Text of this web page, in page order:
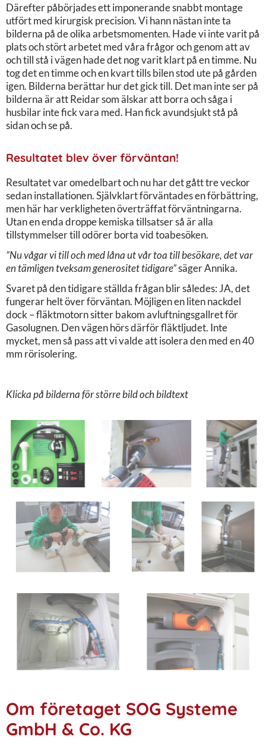
Därefter påbörjades ett imponerande snabbt montage
utfört med kirurgisk precision. Vi hann nästan inte ta
bilderna på de olika arbetsmomenten. Hade vi inte varit på
plats och stört arbetet med våra frågor och genom att av
och till stå i vägen hade det nog varit klart på en timme. Nu
tog det en timme och en kvart tills bilen stod ute på gården
igen. Bilderna berättar hur det gick till. Det man inte ser på
bilderna är att Reidar som älskar att borra och såga i
husbilar inte fick vara med. Han fick avundsjukt stå på
sidan och se på.
Resultatet blev över förväntan!
Resultatet var omedelbart och nu har det gått tre veckor
sedan installationen. Självklart förväntades en förbättring,
men här har verkligheten överträffat förväntningarna.
Utan en enda droppe kemiska tillsatser så är alla
tillstymmelser till odörer borta vid toabesöken.
”Nu vågar vi till och med låna ut vår toa till besökare, det var
en tämligen tveksam generositet tidigare”säger Annika.
Svaret på den tidigare ställda frågan blir således: JA, det
fungerar helt över förväntan. Möjligen en liten nackdel
dock – fläktmotorn sitter bakom avluftningsgallret för
Gasolugnen. Den vägen hörs därför fläktljudet. Inte
mycket, men så pass att vi valde att isolera den med en 40
mm rörisolering.
Klicka på bilderna för större bild och bildtext
Om företaget SOG Systeme
GmbH & Co. KG